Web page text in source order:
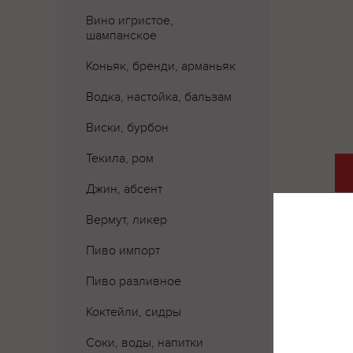
Вино игристое,
шампанское
Коньяк, бренди, арманьяк
Водка, настойка, бальзам
Виски, бурбон
Текила, ром
Джин, абсент
Вермут, ликер
Пиво импорт
Пиво разливное
Коктейли, сидры
Соки, воды, напитки